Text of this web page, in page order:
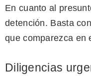
En cuanto al
detención. Basta
que comparezca en
Diligencias